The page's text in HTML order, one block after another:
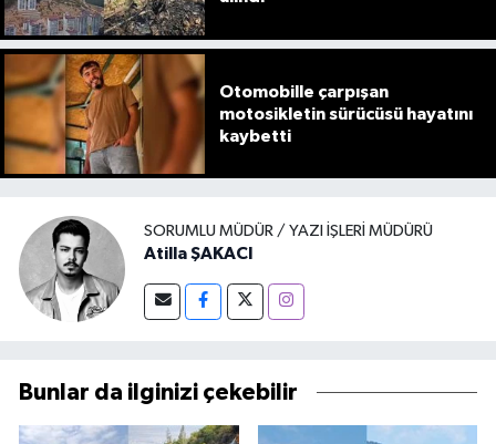
Otomobille çarpışan
motosikletin sürücüsü hayatını
kaybetti
SORUMLU MÜDÜR / YAZI İŞLERI MÜDÜRÜ
Atilla ŞAKACI
Bunlar da ilginizi çekebilir